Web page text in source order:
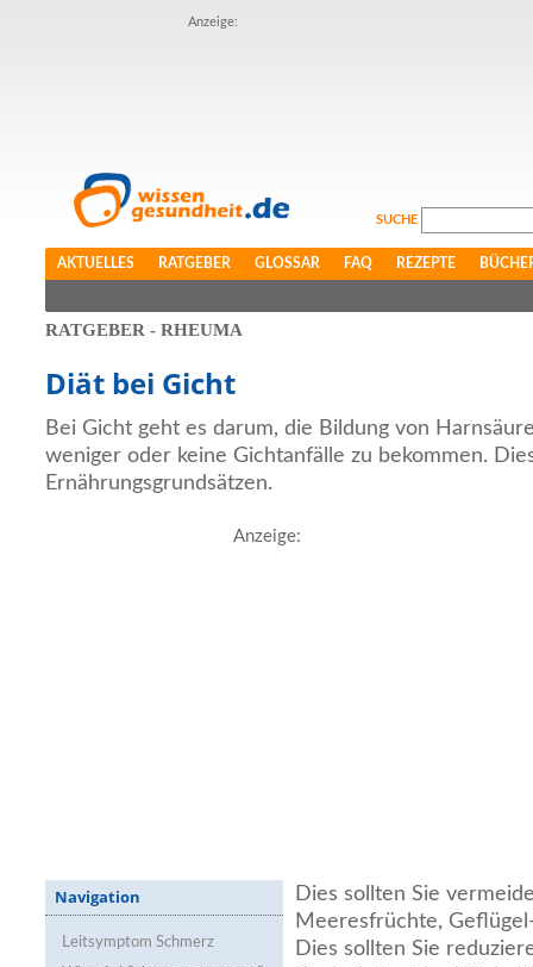
Anzeige:
SUCHE
AKTUELLES RATGEBER GLOSSAR FAQ REZEPTE
RATGEBER - RHEUMA
Diät bei Gicht
Bei Gicht geht es darum, die Bildung von
weniger oder keine Gichtanfälle zu bekommen.
Ernährungsgrundsätzen.
Anzeige:
Navigation
Leitsymptom Schmerz
Dies sollten Sie
Meeresfrüchte,
Dies sollten Sie